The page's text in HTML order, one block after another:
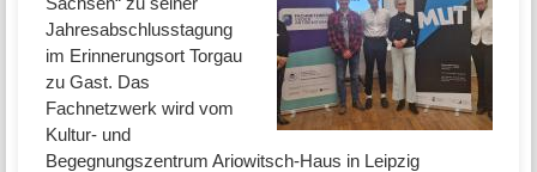
Jahresabschlusstagung
im Erinnerungsort Torgau
zu Gast. Das
Fachnetzwerk wird vom
Kultur- und
Begegnungszentrum Ariowitsch-Haus in Leipzig